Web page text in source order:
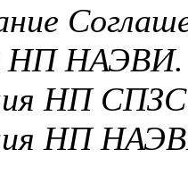
НАЭВИ.
НП
НП